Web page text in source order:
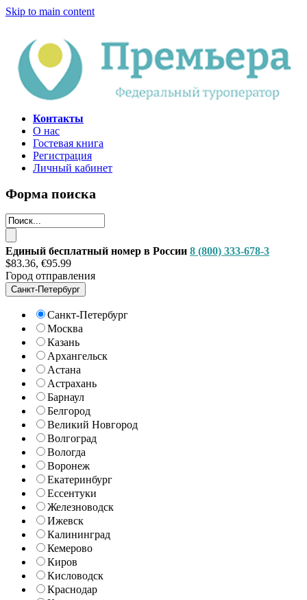
Skip to main content
Контакты
О нас
Гостевая книга
Регистрация
Личный кабинет
Форма поиска
Единый бесплатный номер в России 8 (800) 333-678-3
$83.36, €95.99
Город отправления
Санкт-Петербург
Санкт-Петербург
Москва
Казань
Архангельск
Астана
Астрахань
Барнаул
Белгород
Великий Новгород
Волгоград
Вологда
Воронеж
Екатеринбург
Ессентуки
Железноводск
Ижевск
Калининград
Кемерово
Киров
Кисловодск
Краснодар